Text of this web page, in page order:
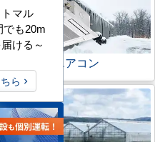
寒冷地用エアコン
マル
も20m
ける～
ら